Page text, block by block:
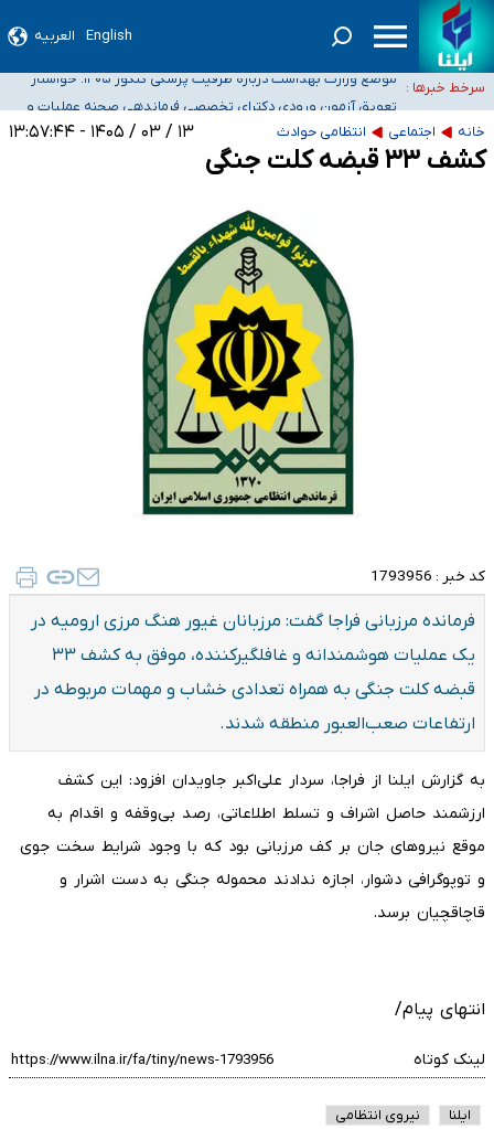
English العربیه
سرخط خبرها :
۴۰ تا ۵۰ روز گرمای نسبی در پیش داریم/ دمای تهران به ۳۸ درجه می‌رسد
اصلاح ظرفیت‌ها هستیم، اما هنوز پاسخ مشخصی نگرفته‌ایم
تعویق آزمون ورودی دکترای تخصصی فرماندهی صحنه عملیات و
دکترای تخصصی جغرافیای نظامی دافوس آجا
خبرنگاران راویان حقیقت با دغدغه نان، مسکن و بیمه
آخرین وضعیت شیوع عفونت‌های تنفسی در کشور/ خوزستان و کرمان بالاتر از
خانه اجتماعی انتظامی حوادث ۱۳ / ۰۳ / ۱۴۰۵ - ۱۳:۵۷:۴۴
کشف ۳۳ قبضه کلت جنگی
کد خبر : 1793956
فرمانده مرزبانی فراجا گفت: مرزبانان غیور هنگ مرزی ارومیه در
یک عملیات هوشمندانه و غافلگیرکننده، موفق به کشف ۳۳
قبضه کلت جنگی به همراه تعدادی خشاب و مهمات مربوطه در
ارتفاعات صعب‌العبور منطقه شدند.
به گزارش ایلنا از فراجا، سردار علی‌اکبر جاویدان افزود: این کشف
ارزشمند حاصل اشراف و تسلط اطلاعاتی، رصد بی‌وقفه و اقدام به
موقع نیروهای جان بر کف مرزبانی بود که با وجود شرایط سخت جوی
و توپوگرافی دشوار، اجازه ندادند محموله جنگی به دست اشرار و
قاچاقچیان برسد.
انتهای پیام/
لینک کوتاه
ایلنا نیروی انتظامی